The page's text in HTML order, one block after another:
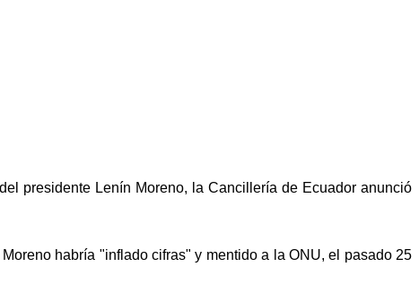
presidente Lenín Moreno, la Cancillería de Ecuador anunció
habría "inflado cifras" y mentido a la ONU, el pasado 25